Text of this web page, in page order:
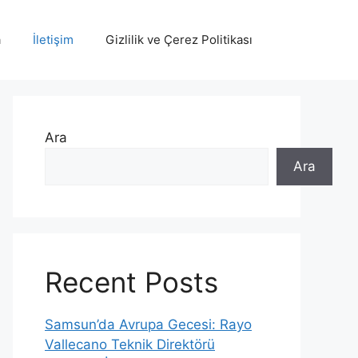
İletişim Gizlilik ve Çerez Politikası
Ara
Ara
Recent Posts
Samsun’da Avrupa Gecesi: Rayo
Vallecano Teknik Direktörü